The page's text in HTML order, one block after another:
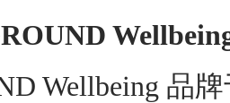
Wellbeing 品牌